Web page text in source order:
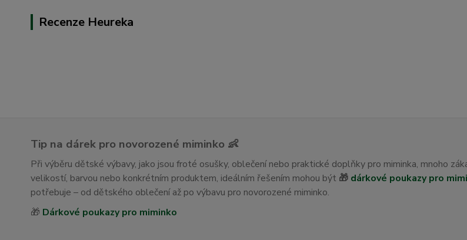
Recenze Heureka
Tip na dárek pro novorozené miminko 👶
Při výběru dětské výbavy, jako jsou froté osušky, oblečení nebo praktické doplňky pro miminka, mnoho
velikostí, barvou nebo konkrétním produktem, ideálním řešením mohou být 🎁 dárkové poukazy pro
potřebuje – od dětského oblečení až po výbavu pro novorozené miminko.
🎁 Dárkové poukazy pro miminko